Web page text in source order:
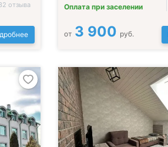
отзыва
Оплата при заселении
от 3 900 руб.